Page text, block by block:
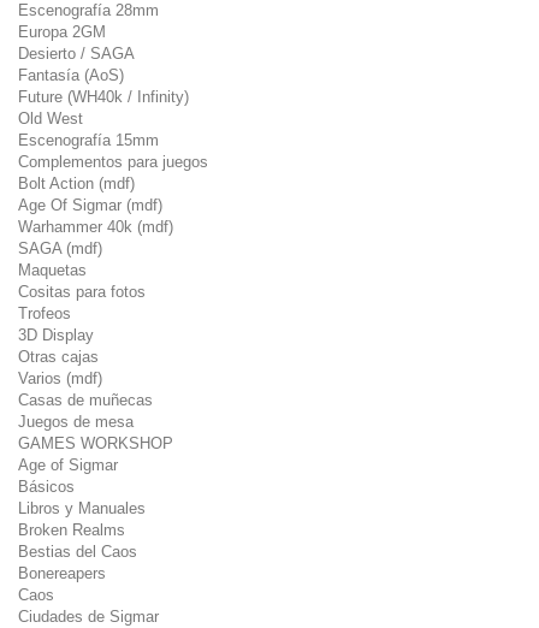
Escenografía 28mm
Europa 2GM
Desierto / SAGA
Fantasía (AoS)
Future (WH40k / Infinity)
Old West
Escenografía 15mm
Complementos para juegos
Bolt Action (mdf)
Age Of Sigmar (mdf)
Warhammer 40k (mdf)
SAGA (mdf)
Maquetas
Cositas para fotos
Trofeos
3D Display
Otras cajas
Varios (mdf)
Casas de muñecas
Juegos de mesa
GAMES WORKSHOP
Age of Sigmar
Básicos
Libros y Manuales
Broken Realms
Bestias del Caos
Bonereapers
Caos
Ciudades de Sigmar